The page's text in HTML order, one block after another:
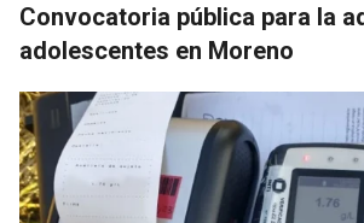
Convocatoria pública para la
adolescentes en Moreno